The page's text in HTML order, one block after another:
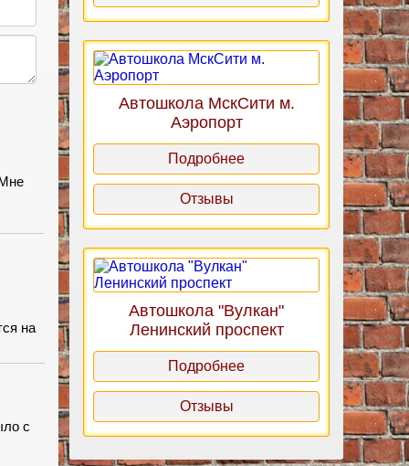
на
с
Автошкола МскСити м.
Аэропорт
Подробнее
Отзывы
Автошкола "Вулкан"
Ленинский проспект
Подробнее
Отзывы